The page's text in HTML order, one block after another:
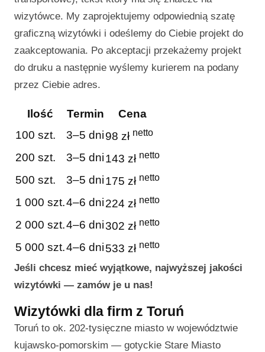
wizytówce. My zaprojektujemy odpowiednią szatę
graficzną wizytówki i odeślemy do Ciebie projekt do
zaakceptowania. Po akceptacji przekażemy projekt
do druku a następnie wyślemy kurierem na podany
przez Ciebie adres.
Ilość Termin
Cena
100 szt.
3–5 dni98 zł netto
200 szt. 3–5 dni143 zł netto
500 szt. 3–5 dni175 zł netto
1 000 szt.4–6 dni224 zł netto
2 000 szt.4–6 dni302 zł netto
5 000 szt.4–6 dni533 zł netto
Jeśli chcesz mieć wyjątkowe, najwyższej jakości
wizytówki — zamów je u nas!
Wizytówki dla firm z Toruń
Toruń to ok. 202-tysięczne miasto w województwie
kujawsko-pomorskim — gotyckie Stare Miasto